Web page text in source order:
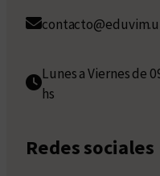
Lunes a Viernes de
hs
Redes sociales